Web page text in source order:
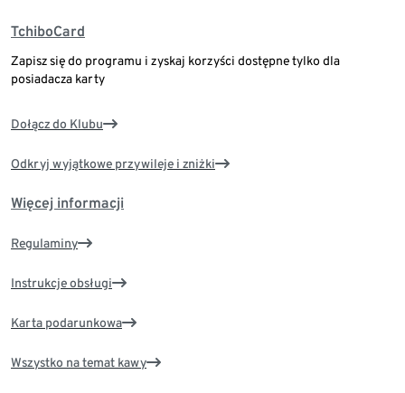
TchiboCard
Zapisz się do programu i zyskaj korzyści dostępne tylko dla
posiadacza karty
Dołącz do Klubu
Odkryj wyjątkowe przywileje i zniżki
Więcej informacji
Regulaminy
Instrukcje obsługi
Karta podarunkowa
Wszystko na temat kawy